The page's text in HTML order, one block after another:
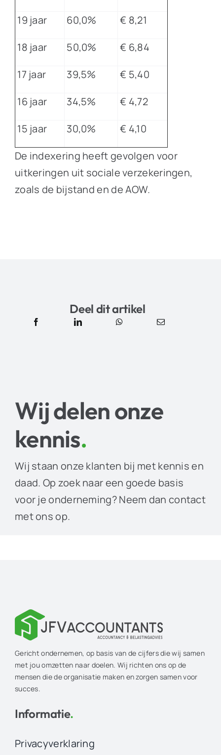
19 jaar 60,0% € 8,21
18 jaar 50,0% € 6,84
17 jaar 39,5% € 5,40
16 jaar 34,5% € 4,72
15 jaar 30,0% € 4,10
De indexering heeft gevolgen voor
uitkeringen uit sociale verzekeringen,
zoals de bijstand en de AOW.
Deel dit artikel
Wij delen onze
kennis.
Wij staan onze klanten bij met kennis en
daad. Op zoek naar een goede basis
voor je onderneming? Neem dan contact
met ons op.
Gericht ondernemen, op basis van de cijfers die wij samen
met jou omzetten naar doelen. Wij richten ons op de
mensen die de organisatie maken en zorgen samen voor
succes.
Informatie.
Privacyverklaring